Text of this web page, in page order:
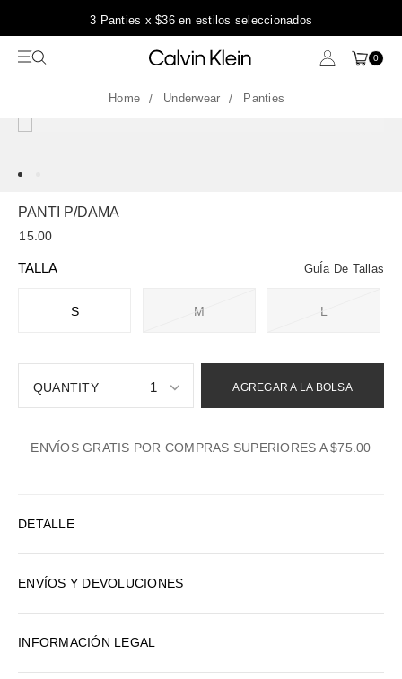
3 Panties x $36 en estilos seleccionados
0
Underwear Panties
PANTI P/DAMA
15.00
TALLA
S M L
GuÍa De Tallas
1
2
9
AGREGAR A LA BOLSA
ENVÍOS GRATIS POR COMPRAS SUPERIORES A $75.00
DETALLE
ENVÍOS Y DEVOLUCIONES
INFORMACIÓN LEGAL